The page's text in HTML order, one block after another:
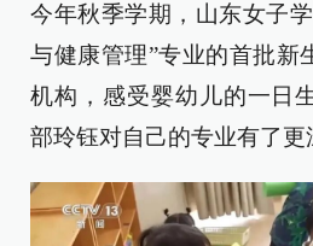
今年秋季学期，山东女子
与健康管理”专业的首批新
机构，感受婴幼儿的一日
部玲钰对自己的专业有了更